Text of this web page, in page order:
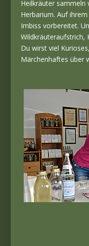
Heilkräuter sammeln
Herbarium. Auf
Imbiss vorbereitet.
Wildkräuteraufstrich,
Du wirst viel
Märchenhaftes über